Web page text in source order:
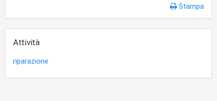
Stampa
Attività
riparazione